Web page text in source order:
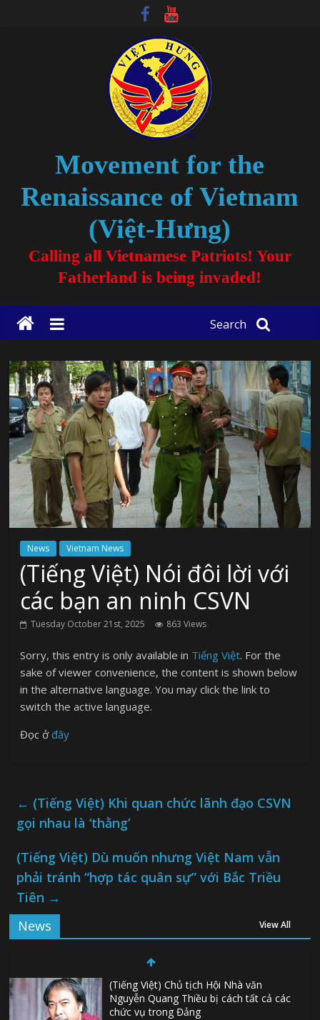
Movement for the
Renaissance of Vietnam
(Việt-Hưng)
Calling all Vietnamese Patriots! Your
Fatherland is being invaded!
Search
News Vietnam News
(Tiếng Việt) Nói đôi lời với
các bạn an ninh CSVN
Tuesday October 21st, 2025 863 Views
Sorry, this entry is only available in Tiếng Việt. For the
sake of viewer convenience, the content is shown below
in the alternative language. You may click the link to
switch the active language.
Đọc ởđây
← (Tiếng Việt) Khi quan chức lãnh đạo CSVN
gọi nhau là ‘thằng’
(Tiếng Việt) Dù muốn nhưng Việt Nam vẫn
phải tránh “hợp tác quân sự” với Bắc Triều
Tiên →
News
View All
(Tiếng Việt) Chủ tịch Hội Nhà văn
Nguyễn Quang Thiều bị cách tất cả các
chức vụ trong Đảng